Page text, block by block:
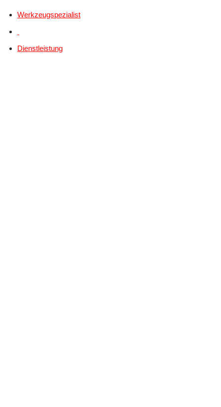
Werkzeugspezialist
Dienstleistung